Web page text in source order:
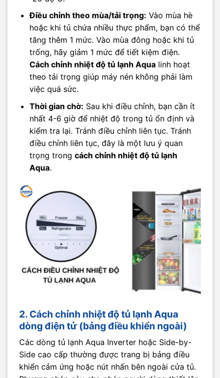
Điều chỉnh theo mùa/tải trọng: Vào mùa hè
hoặc khi tủ chứa nhiều thực phẩm, bạn có thể
tăng thêm 1 mức. Vào mùa đông hoặc khi tủ
trống, hãy giảm 1 mức để tiết kiệm điện.
Cách chỉnh nhiệt độ tủ lạnh Aqualinh hoạt
theo tải trọng giúp máy nén không phải làm
việc quá sức.
Thời gian chờ: Sau khi điều chỉnh, bạn cần ít
nhất 4-6 giờ để nhiệt độ trong tủ ổn định và
kiểm tra lại. Tránh điều chỉnh liên tục. Tránh
điều chỉnh liên tục, đây là một lưu ý quan
trọng trong cách chỉnh nhiệt độ tủ lạnh
Aqua.
2. Cách chỉnh nhiệt độ tủ lạnh Aqua
dòng điện tử (bảng điều khiển ngoài)
Các dòng tủ lạnh Aqua Inverter hoặc Side-by-
Side cao cấp thường được trang bị bảng điều
khiển cảm ứng hoặc nút nhấn bên ngoài cửa tủ.